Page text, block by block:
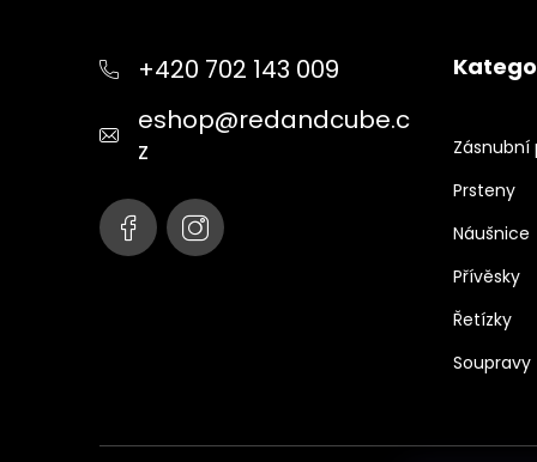
+420 702 143 009
eshop@redandcube.c
z
Zásnubní
Prsteny
Náušnice
Přívěsky
Řetízky
Soupravy